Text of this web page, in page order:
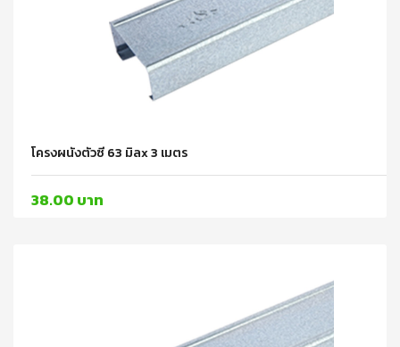
โครงผนังตัวซี 63 มิลx 3 เมตร
38.00 บาท